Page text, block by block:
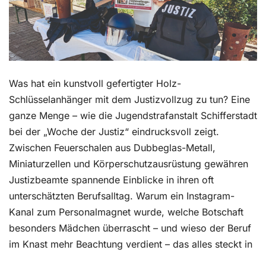
Was hat ein kunstvoll gefertigter Holz-
Schlüsselanhänger mit dem Justizvollzug zu tun? Eine
ganze Menge – wie die Jugendstrafanstalt Schifferstadt
bei der „Woche der Justiz“ eindrucksvoll zeigt.
Zwischen Feuerschalen aus Dubbeglas-Metall,
Miniaturzellen und Körperschutzausrüstung gewähren
Justizbeamte spannende Einblicke in ihren oft
unterschätzten Berufsalltag. Warum ein Instagram-
Kanal zum Personalmagnet wurde, welche Botschaft
besonders Mädchen überrascht – und wieso der Beruf
im Knast mehr Beachtung verdient – das alles steckt in